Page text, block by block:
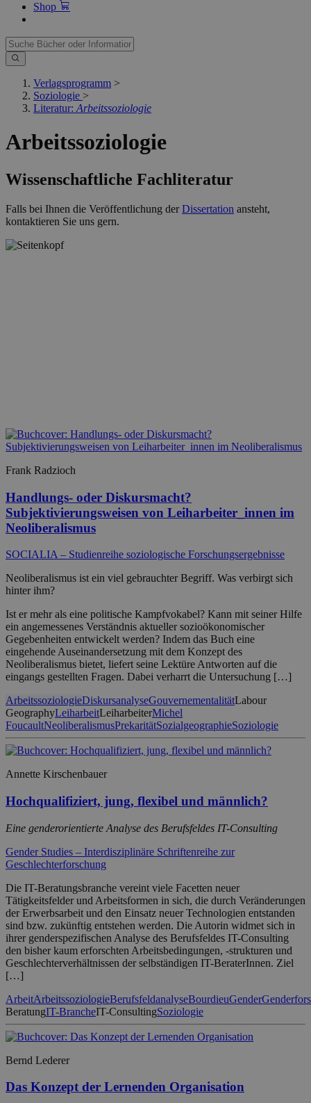
Shop
Verlagsprogramm >
Soziologie >
Literatur: Arbeitssoziologie
Arbeitssoziologie
Wissenschaftliche Fachliteratur
Falls bei Ihnen die Veröffentlichung derDissertation ansteht,
kontaktieren Sie uns gern.
Frank Radzioch
Handlungs- oder Diskursmacht?
Subjektivierungsweisen von Leiharbeiter_innen im
Neoliberalismus
SOCIALIA – Studienreihe soziologische Forschungsergebnisse
Neoliberalismus ist ein viel gebrauchter Begriff. Was verbirgt sich
hinter ihm?
Ist er mehr als eine politische Kampfvokabel? Kann mit seiner Hilfe
ein angemessenes Verständnis aktueller sozioökonomischer
Gegebenheiten entwickelt werden? Indem das Buch eine
eingehende Auseinandersetzung mit dem Konzept des
Neoliberalismus bietet, liefert seine Lektüre Antworten auf die
eingangs gestellten Fragen. Dabei verharrt die Untersuchung […]
ArbeitssoziologieDiskursanalyseGouvernementalitätLabour
GeographyLeiharbeitLeiharbeiterMichel
FoucaultNeoliberalismusPrekaritätSozialgeographieSoziologie
Annette Kirschenbauer
Hochqualifiziert, jung, flexibel und männlich?
Eine genderorientierte Analyse des Berufsfeldes IT-Consulting
Gender Studies – Interdisziplinäre Schriftenreihe zur
Geschlechterforschung
Die IT-Beratungsbranche vereint viele Facetten neuer
Tätigkeitsfelder und Arbeitsformen in sich, die durch Veränderungen
der Erwerbsarbeit und den Einsatz neuer Technologien entstanden
sind bzw. zukünftig entstehen werden. Die Autorin widmet sich in
ihrer genderspezifischen Analyse des Berufsfeldes IT-Consulting
den bisher kaum erforschten Arbeitsbedingungen, -strukturen und
Geschlechterverhältnissen der selbständigen IT-BeraterInnen. Ziel
[…]
ArbeitArbeitssoziologieBerufsfeldanalyseBourdieuGender
BeratungIT-BrancheIT-ConsultingSoziologie
Bernd Lederer
Das Konzept der Lernenden Organisation